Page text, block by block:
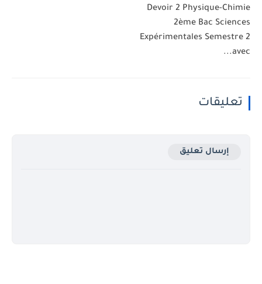
Devoir 2 Physique-Chimie
2ème Bac Sciences
Expérimentales Semestre 2
avec...
تعليقات
إرسال تعليق